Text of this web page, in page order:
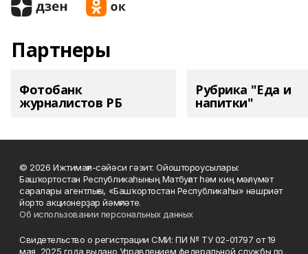
Партнеры
Фотобанк
журналистов РБ
Рубрика "Еда и
напитки"
© 2026 Ижтимағи-сәйәси гәзит. Ойоштороусылары:
Башҡортостан Республикаһының Матбуғат һәм киң мәғлүмәт
саралары агентлығы, «Башҡортостан Республикаһы» нәшриәт
йорто акционерҙар йәмғиәте.
Об использовании персональных данных
Свидетельство о регистрации СМИ: ПИ № ТУ 02-01797 от 19
мая 2025 года выдано Управлением федеральной службы по